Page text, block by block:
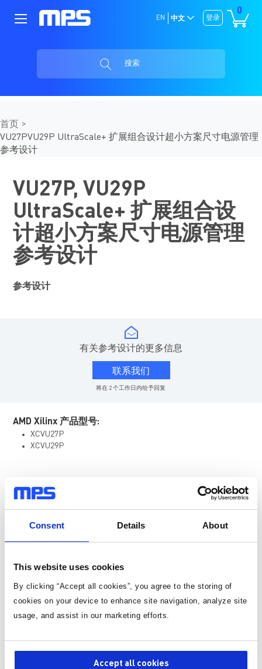
Consent Details About
This website uses cookies
By clicking “Accept all cookies”, you agree to the storing of
cookies on your device to enhance site navigation, analyze site
usage, and assist in our marketing efforts.
Accept all cookies
0
登录
EN 中文
搜索
首页
VU27PVU29P UltraScale+ 扩展组合设计超小方案尺寸电源管理
参考设计
VU27P, VU29P
UltraScale+ 扩展组合设
计超小方案尺寸电源管理
参考设计
参考设计
有关参考设计的更多信息
联系我们
将在 2 个工作日内给予回复
AMD Xilinx 产品型号:
XCVU27P
XCVU29P